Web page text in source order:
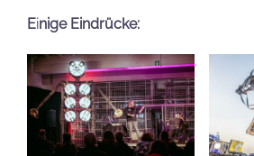
Einige Eindrücke: